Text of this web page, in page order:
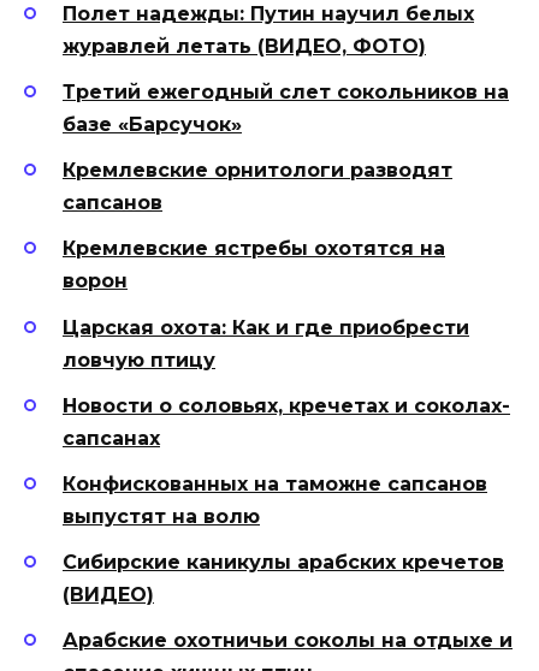
Полет надежды: Путин научил белых
журавлей летать (ВИДЕО, ФОТО)
Третий ежегодный слет сокольников на
базе «Барсучок»
Кремлевские орнитологи разводят
сапсанов
Кремлевские ястребы охотятся на
ворон
Царская охота: Как и где приобрести
ловчую птицу
Новости о соловьях, кречетах и соколах-
сапсанах
Конфискованных на таможне сапсанов
выпустят на волю
Сибирские каникулы арабских кречетов
(ВИДЕО)
Арабские охотничьи соколы на отдыхе и